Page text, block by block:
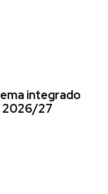
integrado
2026/27